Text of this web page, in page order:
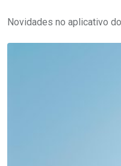
Novidades no aplicativo